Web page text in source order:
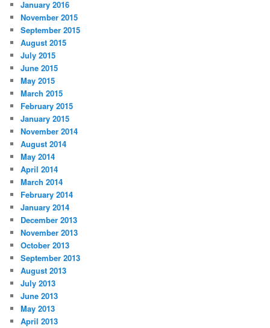
January 2016
November 2015
September 2015
August 2015
July 2015
June 2015
May 2015
March 2015
February 2015
January 2015
November 2014
August 2014
May 2014
April 2014
March 2014
February 2014
January 2014
December 2013
November 2013
October 2013
September 2013
August 2013
July 2013
June 2013
May 2013
April 2013